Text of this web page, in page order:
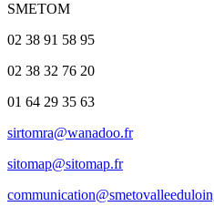
SMETOM
02 38 91 58 95
02 38 32 76 20
01 64 29 35 63
sirtomra@wanadoo.fr
sitomap@sitomap.fr